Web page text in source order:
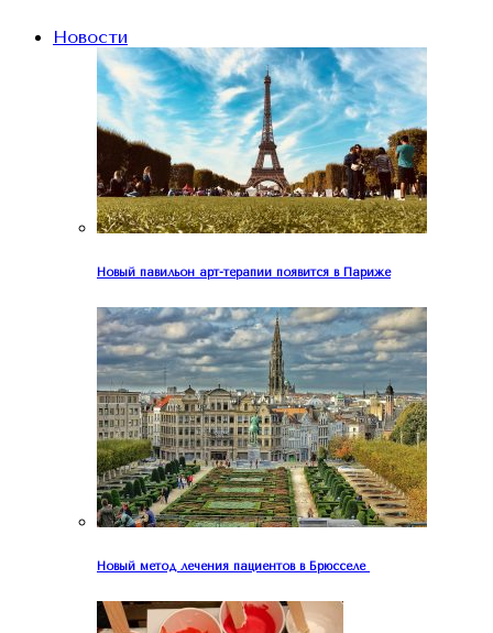
Новости
Новый павильон арт-терапии появится в Париже
Новый метод лечения пациентов в Брюсселе